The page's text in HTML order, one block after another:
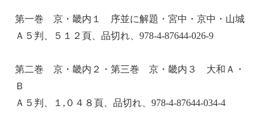
第一巻 京・畿内１ 序並に解題・宮中・京中・山城
Ａ５判、５１２頁、品切れ、978-4-87644-026-9
第二巻 京・畿内２・第三巻 京・畿内３ 大和Ａ・
Ｂ
Ａ５判、１,０４８頁、品切れ、978-4-87644-034-4